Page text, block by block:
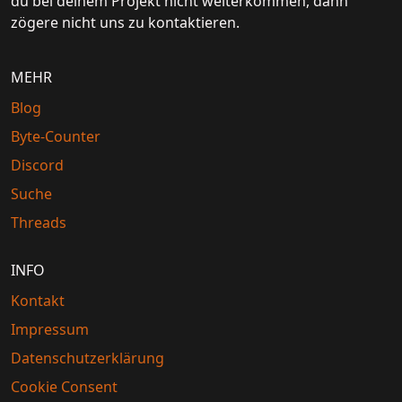
zögere nicht uns zu kontaktieren.
MEHR
Blog
Byte-Counter
Discord
Suche
Threads
INFO
Kontakt
Impressum
Datenschutzerklärung
Cookie Consent